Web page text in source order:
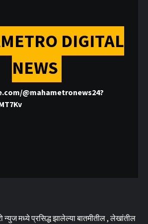
DIGITAL
NEWS
@mahametronews24?
न्युज मध्ये प्रसिद्ध झालेल्या बातमीतील , लेखांतील